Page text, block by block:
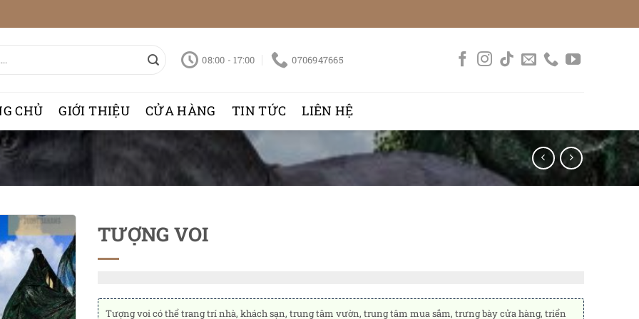
08:00 - 17:00 0706947665
CHỦ GIỚI THIỆU CỬA HÀNG TIN TỨC LIÊN HỆ
TƯỢNG VOI
Tượng voi có thể trang trí nhà, khách sạn, trung tâm vườn, trung tâm mua sắm, trưng bày cửa hàng, triển